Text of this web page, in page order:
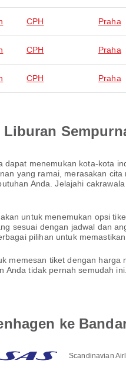
CPH Praha
CPH Praha
CPH Praha
Liburan
menemukan kota-kota
yang ramai, merasakan
Anda. Jelajahi
untuk menemukan opsi
sesuai dengan jadwal dan
pilihan untuk
memesan tiket dengan harga
tidak pernah semudah
ke
Scandinavian